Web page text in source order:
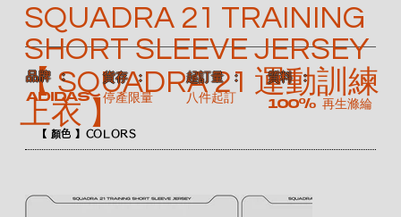
【 顏色 】COLORS
SQUADRA 21 TRAINING
SHORT SLEEVE JERSEY
【 SQUADRA 21 運動訓練
上衣 】
​品牌 ：
ADIDAS
​貨存 ：
停產限量
​起訂量 ：
八件起訂
​質料 ：
100% 再生滌綸